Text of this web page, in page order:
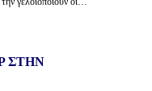
ΣΤΗΝ